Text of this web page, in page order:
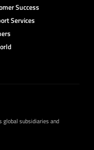
Success
Services
global subsidiaries and